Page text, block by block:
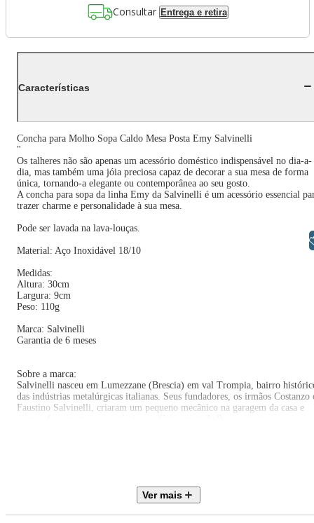
Consultar Entrega e retira
Características
Concha para Molho Sopa Caldo Mesa Posta Emy Salvinelli
"
Os talheres não são apenas um acessório doméstico indispensável no dia-a-
dia, mas também uma jóia preciosa capaz de decorar a sua mesa de forma
única, tornando-a elegante ou contemporânea ao seu gosto.
A concha para sopa da linha Emy da Salvinelli é um acessório essencial
trazer charme e personalidade à sua mesa.
Pode ser lavada na lava-louças.
Material: Aço Inoxidável 18/10
Medidas:
Altura: 30cm
Largura: 9cm
Peso: 110g
Marca: Salvinelli
Garantia de 6 meses
Sobre a marca:
Salvinelli nasceu em Lumezzane (Brescia) em val Trompia, bairro
das indústrias metalúrgicas italianas. Seus fundadores, os irmãos Costanzo
Faustino Salvinelli, criaram um pequeno mecânico na garagem da casa e
Ver mais